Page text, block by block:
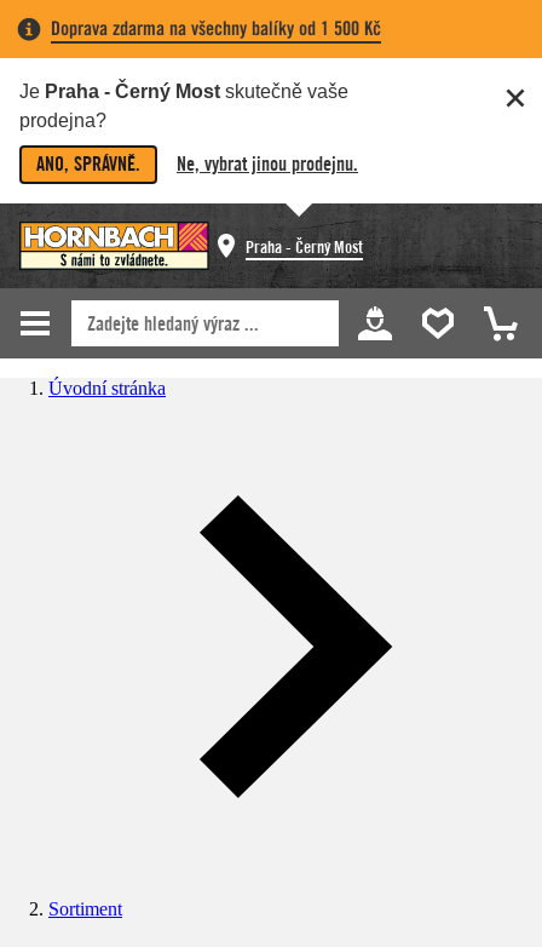
Doprava zdarma na všechny balíky od 1 500 Kč
Je Praha - Černý Most skutečně vaše
prodejna?
ANO, SPRÁVNĚ. Ne, vybrat jinou prodejnu.
Praha - Černý Most
Úvodní stránka
Sortiment